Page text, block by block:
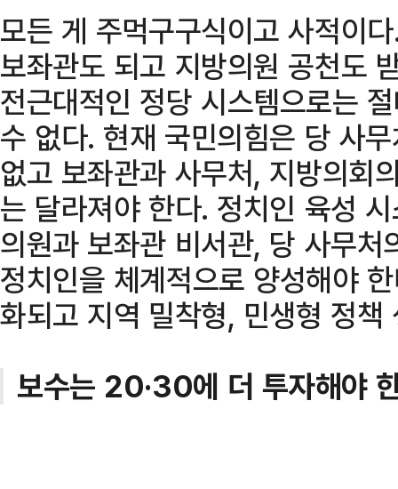
모든 게 주먹구구식이고 사적이
보좌관도 되고 지방의원 공천도
전근대적인 정당 시스템으로는
수 없다. 현재 국민의힘은 당 사
없고 보좌관과 사무처, 지방의회
는 달라져야 한다. 정치인 육성
의원과 보좌관 비서관, 당 사무
정치인을 체계적으로 양성해야
화되고 지역 밀착형, 민생형 정책
보수는 20·30에 더 투자해야